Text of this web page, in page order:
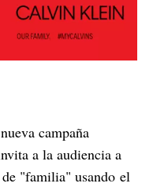
campaña
a la audiencia a
"familia" usando el